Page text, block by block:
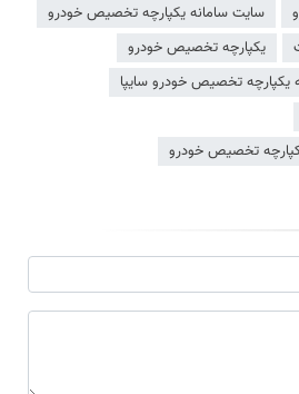
سایت سامانه یکپارچه تخصیص خودرو
یکپارچه تخصیص خودرو
یکپارچه تخصیص خودرو سایپا
تخصیص خودرو